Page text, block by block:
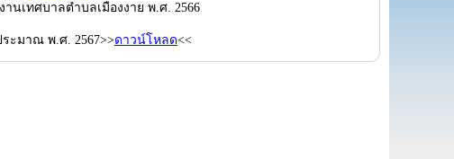
นเทศบาลตำบลเมืองงาย พ.ศ. 2566
ะมาณ พ.ศ. 2567>>ดาวน์โหลด<<